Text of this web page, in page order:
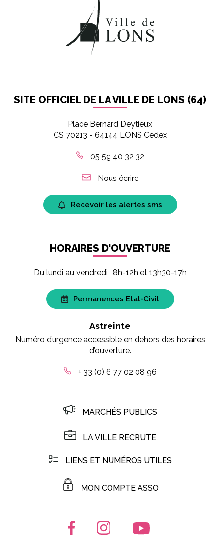
SITE OFFICIEL DE LA VILLE DE LONS (64)
Place Bernard Deytieux
CS 70213 - 64144 LONS Cedex
05 59 40 32 32
Nous écrire
Recevoir les alertes sms
HORAIRES D'OUVERTURE
Du lundi au vendredi : 8h-12h et 13h30-17h
Permanences Etat-Civil
Astreinte
Numéro d’urgence accessible en dehors des horaires
d’ouverture.
+ 33 (0) 6 77 02 08 96
MARCHÉS PUBLICS
LA VILLE RECRUTE
LIENS ET NUMÉROS UTILES
MON COMPTE ASSO
Lien vers le compte Facebook
Lien vers le compte
Lien vers la chaîne